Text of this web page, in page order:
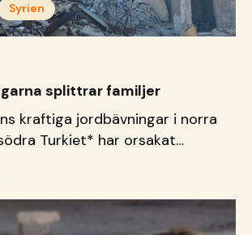
Syrien
splittrar familjer
kraftiga jordbävningar i norra
Turkiet* har orsakat
och skadade. Familjer
och de stigande
att många barn har
föräldrar.